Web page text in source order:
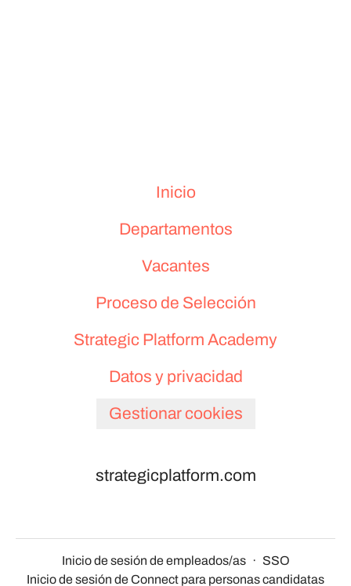
Inicio
Departamentos
Vacantes
Proceso de Selección
Strategic Platform Academy
Datos y privacidad
Gestionar cookies
strategicplatform.com
Inicio de sesión de empleados/as · SSO
Inicio de sesión de Connect para personas candidatas